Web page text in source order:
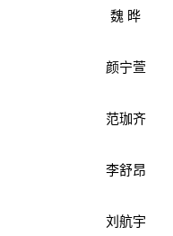
魏 晔
颜宁萱
范珈齐
李舒昂
刘航宇